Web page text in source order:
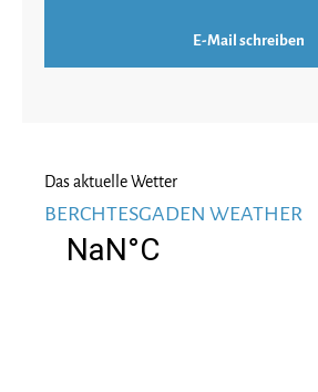
E-Mail schreiben
Das aktuelle Wetter
BERCHTESGADEN WEATHER